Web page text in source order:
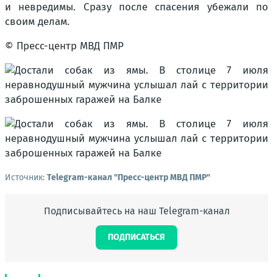
и невредимы. Сразу после спасения убежали по
своим делам.
© Пресс-центр МВД ПМР
Источник: Telegram-канал "Пресс-центр МВД ПМР"
Подписывайтесь на наш Telegram-канал
ПОДПИСАТЬСЯ